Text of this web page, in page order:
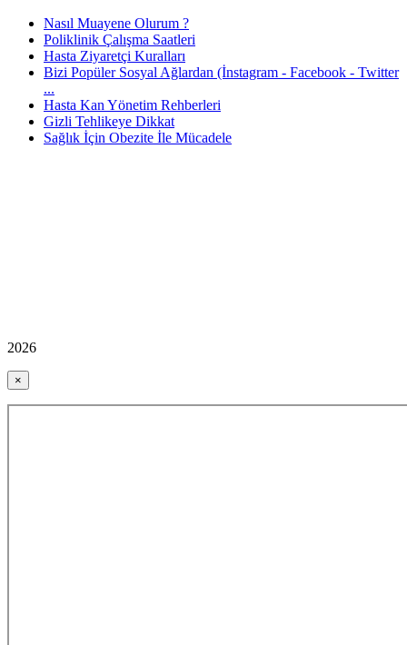
Nasıl Muayene Olurum ?
Poliklinik Çalışma Saatleri
Hasta Ziyaretçi Kuralları
Bizi Popüler Sosyal Ağlardan (İnstagram - Facebook - Twitter
...
Hasta Kan Yönetim Rehberleri
Gizli Tehlikeye Dikkat
Sağlık İçin Obezite İle Mücadele
2026
×